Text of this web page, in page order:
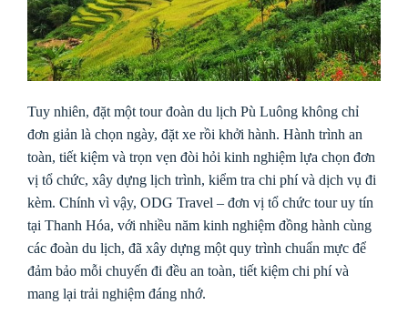
Tuy nhiên, đặt một tour đoàn du lịch Pù Luông không chỉ
đơn giản là chọn ngày, đặt xe rồi khởi hành. Hành trình an
toàn, tiết kiệm và trọn vẹn đòi hỏi kinh nghiệm lựa chọn đơn
vị tổ chức, xây dựng lịch trình, kiểm tra chi phí và dịch vụ đi
kèm. Chính vì vậy, ODG Travel – đơn vị tổ chức tour uy tín
tại Thanh Hóa, với nhiều năm kinh nghiệm đồng hành cùng
các đoàn du lịch, đã xây dựng một quy trình chuẩn mực để
đảm bảo mỗi chuyến đi đều an toàn, tiết kiệm chi phí và
mang lại trải nghiệm đáng nhớ.